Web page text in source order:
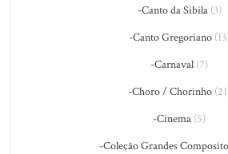
-Canto da Sibila(3)
-Canto Gregoriano
-Carnaval (7)
-Choro / Chorinho
-Cinema (5)
-Coleção Grandes